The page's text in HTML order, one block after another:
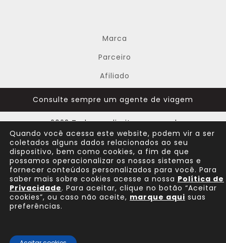
Marca
Parceiro
Afiliado
Consulte sempre um agente de viagem
@ 2023 Todos os direitos reservados
Quando você acessa este website, podem vir a ser
coletados alguns dados relacionados ao seu
dispositivo, bem como cookies, a fim de que
possamos operacionalizar os nossos sistemas e
fornecer conteúdos personalizados para você. Para
saber mais sobre cookies acesse a nossa Política de
Privacidade. Para aceitar, clique no botão “Aceitar
cookies”, ou caso não aceite, marque aqui suas
preferências.